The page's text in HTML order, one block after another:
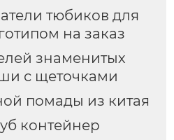
тюбиков для
на заказ
знаменитых
с щеточками
помады из китая
контейнер